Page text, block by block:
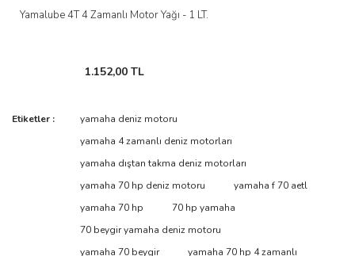
Yamalube 4T 4 Zamanlı Motor Yağı - 1 LT.
1.152,00 TL
Etiketler :
yamaha deniz motoru
yamaha 4 zamanlı deniz motorları
yamaha dıştan takma deniz motorları
yamaha 70 hp deniz motoru
yamaha f 70 aetl
yamaha 70 hp
70 hp yamaha
70 beygir yamaha deniz motoru
yamaha 70 beygir
yamaha 70 hp 4 zamanlı